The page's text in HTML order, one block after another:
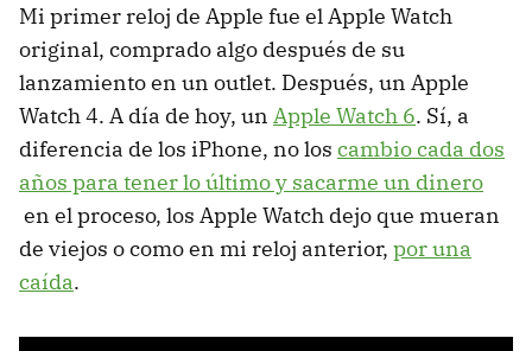
Mi primer reloj de Apple fue el Apple Watch
original, comprado algo después de su
lanzamiento en un outlet. Después, un Apple
Watch 4. A día de hoy, un Apple Watch 6. Sí, a
diferencia de los iPhone, no los cambio cada dos
años para tener lo último y sacarme un dinero
en el proceso, los Apple Watch dejo que mueran
de viejos o como en mi reloj anterior, por una
caída.